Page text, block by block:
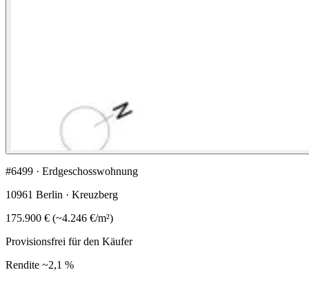
#6499 · Erdgeschosswohnung
10961 Berlin · Kreuzberg
175.900 € (~4.246 €/m²)
Provisionsfrei für den Käufer
Rendite ~2,1 %